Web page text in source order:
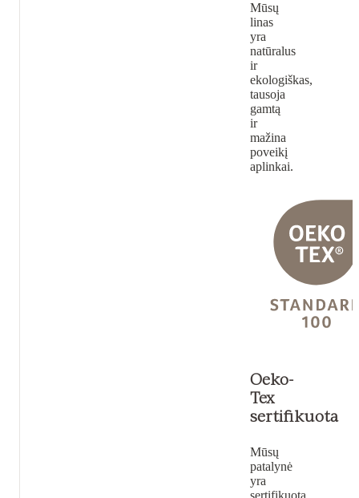
Mūsų
linas
yra
natūralus
ir
ekologiškas,
tausoja
gamtą
ir
mažina
poveikį
aplinkai.
Oeko-
Tex
sertifikuota
Mūsų
patalynė
yra